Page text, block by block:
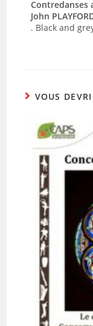
Contredanses
John
. Black and
VOUS